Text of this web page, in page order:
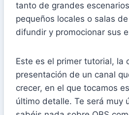
tanto de grandes
pequeños locales o salas
difundir y promocionar sus
Este es el primer tutorial, la
presentación de un canal
crecer, en el que tocamos
último detalle. Te será muy